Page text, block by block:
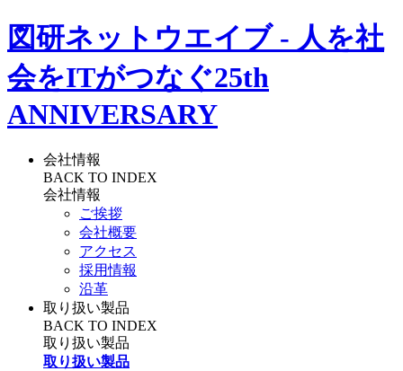
図研ネットウエイブ - 人を社
会をITがつなぐ25th
ANNIVERSARY
会社情報
BACK TO INDEX
会社情報
ご挨拶
会社概要
アクセス
採用情報
沿革
取り扱い製品
BACK TO INDEX
取り扱い製品
取り扱い製品